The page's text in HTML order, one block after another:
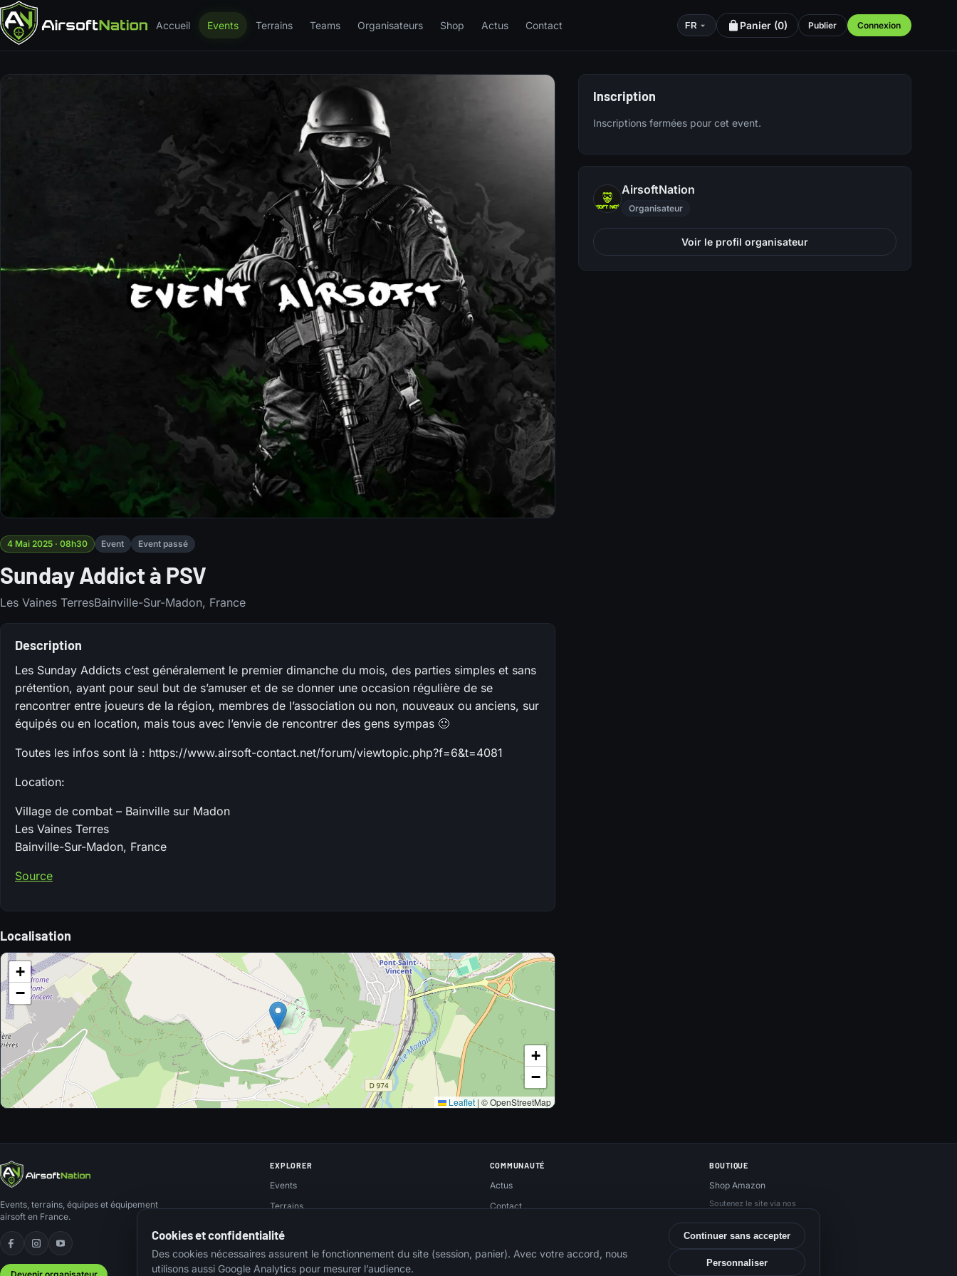
Accueil Events Terrains Teams Organisateurs Shop Actus Contact FR Panier (0) Publier Connexion
4 Mai 2025 · 08h30 Event Event passé
Sunday Addict à PSV
Les Vaines TerresBainville-Sur-Madon, France
Description
Les Sunday Addicts c’est généralement le premier dimanche du mois, des parties simples et sans
prétention, ayant pour seul but de s’amuser et de se donner une occasion régulière de se
rencontrer entre joueurs de la région, membres de l’association ou non, nouveaux ou anciens, sur
équipés ou en location, mais tous avec l’envie de rencontrer des gens sympas 🙂
Toutes les infos sont là : https://www.airsoft-contact.net/forum/viewtopic.php?f=6&t=4081
Location:
Village de combat – Bainville sur Madon
Les Vaines Terres
Bainville-Sur-Madon, France
Source
Localisation
+
−
+
−
Leaflet | © OpenStreetMap
Inscription
Inscriptions fermées pour cet event.
AirsoftNation
Organisateur
Voir le profil organisateur
Events, terrains, équipes et équipement
airsoft en France.
Facebook
Instagram
YouTube
EXPLORER
Events
Terrains
Organisateurs
COMMUNAUTÉ
Actus
Contact
Espace membre
BOUTIQUE
Shop Amazon
Soutenez le site via nos
surcoût.
Cookies et confidentialité
Des cookies nécessaires assurent le fonctionnement du site (session, panier). Avec votre accord, nous
utilisons aussi Google Analytics pour mesurer l’audience.
Continuer sans accepter
Personnaliser